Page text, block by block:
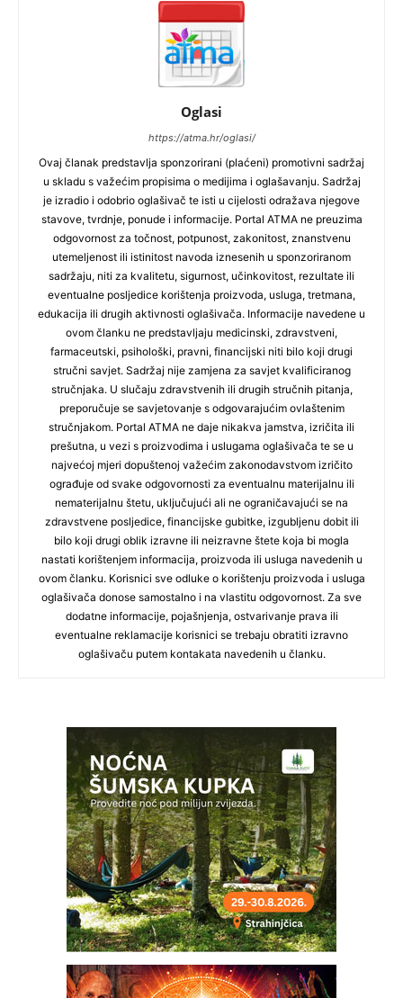
Oglasi
https://atma.hr/oglasi/
Ovaj članak predstavlja sponzorirani (plaćeni) promotivni sadržaj
u skladu s važećim propisima o medijima i oglašavanju. Sadržaj
je izradio i odobrio oglašivač te isti u cijelosti odražava njegove
stavove, tvrdnje, ponude i informacije. Portal ATMA ne preuzima
odgovornost za točnost, potpunost, zakonitost, znanstvenu
utemeljenost ili istinitost navoda iznesenih u sponzoriranom
sadržaju, niti za kvalitetu, sigurnost, učinkovitost, rezultate ili
eventualne posljedice korištenja proizvoda, usluga, tretmana,
edukacija ili drugih aktivnosti oglašivača. Informacije navedene u
ovom članku ne predstavljaju medicinski, zdravstveni,
farmaceutski, psihološki, pravni, financijski niti bilo koji drugi
stručni savjet. Sadržaj nije zamjena za savjet kvalificiranog
stručnjaka. U slučaju zdravstvenih ili drugih stručnih pitanja,
preporučuje se savjetovanje s odgovarajućim ovlaštenim
stručnjakom. Portal ATMA ne daje nikakva jamstva, izričita ili
prešutna, u vezi s proizvodima i uslugama oglašivača te se u
najvećoj mjeri dopuštenoj važećim zakonodavstvom izričito
ograđuje od svake odgovornosti za eventualnu materijalnu ili
nematerijalnu štetu, uključujući ali ne ograničavajući se na
zdravstvene posljedice, financijske gubitke, izgubljenu dobit ili
bilo koji drugi oblik izravne ili neizravne štete koja bi mogla
nastati korištenjem informacija, proizvoda ili usluga navedenih u
ovom članku. Korisnici sve odluke o korištenju proizvoda i usluga
oglašivača donose samostalno i na vlastitu odgovornost. Za sve
dodatne informacije, pojašnjenja, ostvarivanje prava ili
eventualne reklamacije korisnici se trebaju obratiti izravno
oglašivaču putem kontakata navedenih u članku.